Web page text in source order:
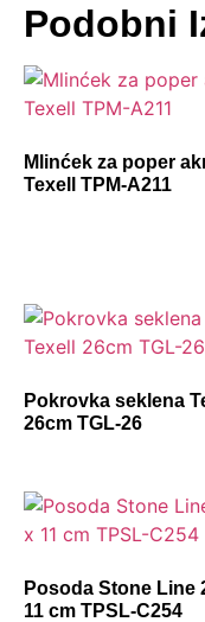
Podobni
Mlinćek za poper
Texell TPM-A211
Pokrovka seklena
26cm TGL-26
Posoda Stone Line
11 cm TPSL-C254